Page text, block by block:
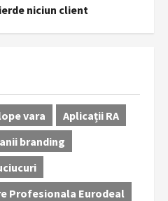
niciun client
vara
Aplicații RA
branding
Profesionala Eurodeal